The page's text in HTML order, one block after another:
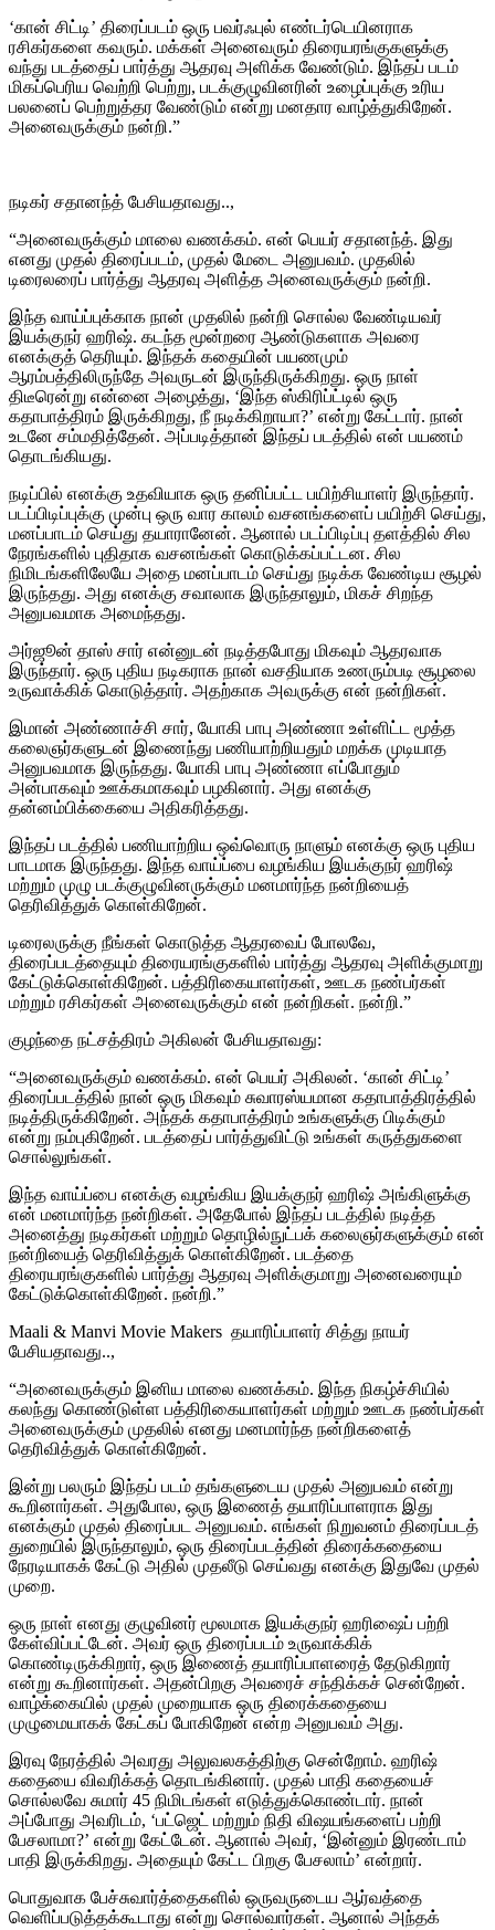
‘கான் சிட்டி’ திரைப்படம் ஒரு பவர்ஃபுல் எண்டர்டெயினராக
ரசிகர்களை கவரும். மக்கள் அனைவரும் திரையரங்குகளுக்கு
வந்து படத்தைப் பார்த்து ஆதரவு அளிக்க வேண்டும். இந்தப் படம்
மிகப்பெரிய வெற்றி பெற்று, படக்குழுவினரின் உழைப்புக்கு உரிய
பலனைப் பெற்றுத்தர வேண்டும் என்று மனதார வாழ்த்துகிறேன்.
அனைவருக்கும் நன்றி.”
நடிகர் சதானந்த் பேசியதாவது..,
“அனைவருக்கும் மாலை வணக்கம். என் பெயர் சதானந்த். இது
எனது முதல் திரைப்படம், முதல் மேடை அனுபவம். முதலில்
டிரைலரைப் பார்த்து ஆதரவு அளித்த அனைவருக்கும் நன்றி.
இந்த வாய்ப்புக்காக நான் முதலில் நன்றி சொல்ல வேண்டியவர்
இயக்குநர் ஹரிஷ். கடந்த மூன்றரை ஆண்டுகளாக அவரை
எனக்குத் தெரியும். இந்தக் கதையின் பயணமும்
ஆரம்பத்திலிருந்தே அவருடன் இருந்திருக்கிறது. ஒரு நாள்
திடீரென்று என்னை அழைத்து, ‘இந்த ஸ்கிரிப்ட்டில் ஒரு
கதாபாத்திரம் இருக்கிறது, நீ நடிக்கிறாயா?’ என்று கேட்டார். நான்
உடனே சம்மதித்தேன். அப்படித்தான் இந்தப் படத்தில் என் பயணம்
தொடங்கியது.
நடிப்பில் எனக்கு உதவியாக ஒரு தனிப்பட்ட பயிற்சியாளர் இருந்தார்.
படப்பிடிப்புக்கு முன்பு ஒரு வார காலம் வசனங்களைப் பயிற்சி செய்து,
மனப்பாடம் செய்து தயாரானேன். ஆனால் படப்பிடிப்பு தளத்தில் சில
நேரங்களில் புதிதாக வசனங்கள் கொடுக்கப்பட்டன. சில
நிமிடங்களிலேயே அதை மனப்பாடம் செய்து நடிக்க வேண்டிய சூழல்
இருந்தது. அது எனக்கு சவாலாக இருந்தாலும், மிகச் சிறந்த
அனுபவமாக அமைந்தது.
அர்ஜூன் தாஸ் சார் என்னுடன் நடித்தபோது மிகவும் ஆதரவாக
இருந்தார். ஒரு புதிய நடிகராக நான் வசதியாக உணரும்படி சூழலை
உருவாக்கிக் கொடுத்தார். அதற்காக அவருக்கு என் நன்றிகள்.
இமான் அண்ணாச்சி சார், யோகி பாபு அண்ணா உள்ளிட்ட மூத்த
கலைஞர்களுடன் இணைந்து பணியாற்றியதும் மறக்க முடியாத
அனுபவமாக இருந்தது. யோகி பாபு அண்ணா எப்போதும்
அன்பாகவும் ஊக்கமாகவும் பழகினார். அது எனக்கு
தன்னம்பிக்கையை அதிகரித்தது.
இந்தப் படத்தில் பணியாற்றிய ஒவ்வொரு நாளும் எனக்கு ஒரு புதிய
பாடமாக இருந்தது. இந்த வாய்ப்பை வழங்கிய இயக்குநர் ஹரிஷ்
மற்றும் முழு படக்குழுவினருக்கும் மனமார்ந்த நன்றியைத்
தெரிவித்துக் கொள்கிறேன்.
டிரைலருக்கு நீங்கள் கொடுத்த ஆதரவைப் போலவே,
திரைப்படத்தையும் திரையரங்குகளில் பார்த்து ஆதரவு அளிக்குமாறு
கேட்டுக்கொள்கிறேன். பத்திரிகையாளர்கள், ஊடக நண்பர்கள்
மற்றும் ரசிகர்கள் அனைவருக்கும் என் நன்றிகள். நன்றி.”
குழந்தை நட்சத்திரம் அகிலன் பேசியதாவது:
“அனைவருக்கும் வணக்கம். என் பெயர் அகிலன். ‘கான் சிட்டி’
திரைப்படத்தில் நான் ஒரு மிகவும் சுவாரஸ்யமான கதாபாத்திரத்தில்
நடித்திருக்கிறேன். அந்தக் கதாபாத்திரம் உங்களுக்கு பிடிக்கும்
என்று நம்புகிறேன். படத்தைப் பார்த்துவிட்டு உங்கள் கருத்துகளை
சொல்லுங்கள்.
இந்த வாய்ப்பை எனக்கு வழங்கிய இயக்குநர் ஹரிஷ் அங்கிளுக்கு
என் மனமார்ந்த நன்றிகள். அதேபோல் இந்தப் படத்தில் நடித்த
அனைத்து நடிகர்கள் மற்றும் தொழில்நுட்பக் கலைஞர்களுக்கும் என்
நன்றியைத் தெரிவித்துக் கொள்கிறேன். படத்தை
திரையரங்குகளில் பார்த்து ஆதரவு அளிக்குமாறு அனைவரையும்
கேட்டுக்கொள்கிறேன். நன்றி.”
Maali & Manvi Movie Makers தயாரிப்பாளர் சித்து நாயர்
பேசியதாவது..,
“அனைவருக்கும் இனிய மாலை வணக்கம். இந்த நிகழ்ச்சியில்
கலந்து கொண்டுள்ள பத்திரிகையாளர்கள் மற்றும் ஊடக நண்பர்கள்
அனைவருக்கும் முதலில் எனது மனமார்ந்த நன்றிகளைத்
தெரிவித்துக் கொள்கிறேன்.
இன்று பலரும் இந்தப் படம் தங்களுடைய முதல் அனுபவம் என்று
கூறினார்கள். அதுபோல, ஒரு இணைத் தயாரிப்பாளராக இது
எனக்கும் முதல் திரைப்பட அனுபவம். எங்கள் நிறுவனம் திரைப்படத்
துறையில் இருந்தாலும், ஒரு திரைப்படத்தின் திரைக்கதையை
நேரடியாகக் கேட்டு அதில் முதலீடு செய்வது எனக்கு இதுவே முதல்
முறை.
ஒரு நாள் எனது குழுவினர் மூலமாக இயக்குநர் ஹரிஷைப் பற்றி
கேள்விப்பட்டேன். அவர் ஒரு திரைப்படம் உருவாக்கிக்
கொண்டிருக்கிறார், ஒரு இணைத் தயாரிப்பாளரைத் தேடுகிறார்
என்று கூறினார்கள். அதன்பிறகு அவரைச் சந்திக்கச் சென்றேன்.
வாழ்க்கையில் முதல் முறையாக ஒரு திரைக்கதையை
முழுமையாகக் கேட்கப் போகிறேன் என்ற அனுபவம் அது.
இரவு நேரத்தில் அவரது அலுவலகத்திற்கு சென்றோம். ஹரிஷ்
கதையை விவரிக்கத் தொடங்கினார். முதல் பாதி கதையைச்
சொல்லவே சுமார் 45 நிமிடங்கள் எடுத்துக்கொண்டார். நான்
அப்போது அவரிடம், ‘பட்ஜெட் மற்றும் நிதி விஷயங்களைப் பற்றி
பேசலாமா?’ என்று கேட்டேன். ஆனால் அவர், ‘இன்னும் இரண்டாம்
பாதி இருக்கிறது. அதையும் கேட்ட பிறகு பேசலாம்’ என்றார்.
பொதுவாக பேச்சுவார்த்தைகளில் ஒருவருடைய ஆர்வத்தை
வெளிப்படுத்தக்கூடாது என்று சொல்வார்கள். ஆனால் அந்தக்